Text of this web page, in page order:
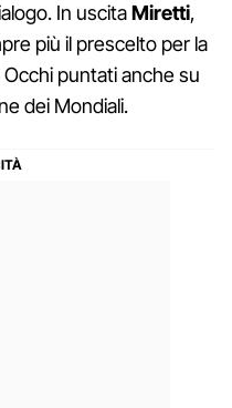
In uscitaMiretti,
più il prescelto per la
Occhi puntati anche su
dei Mondiali.